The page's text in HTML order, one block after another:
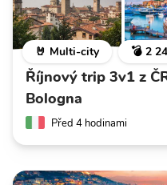
🤘 Multi-city 💣 2
Říjnový trip 3v1 z
Bologna
Před 4 hodinami